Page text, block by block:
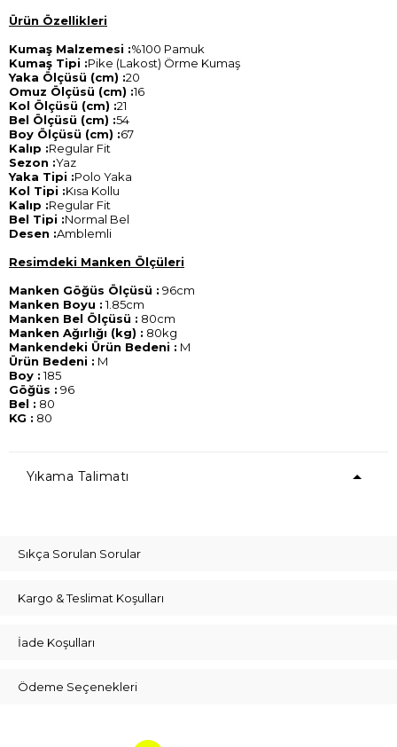
Ürün Özellikleri
Kumaş Malzemesi :%100 Pamuk
Kumaş Tipi :Pike (Lakost) Örme Kumaş
Yaka Ölçüsü (cm) :20
Omuz Ölçüsü (cm) :16
Kol Ölçüsü (cm) :21
Bel Ölçüsü (cm) :54
Boy Ölçüsü (cm) :67
Kalıp :Regular Fit
Sezon :Yaz
Yaka Tipi :Polo Yaka
Kol Tipi :Kısa Kollu
Kalıp :Regular Fit
Bel Tipi :Normal Bel
Desen :Amblemli
Resimdeki Manken Ölçüleri
Manken Göğüs Ölçüsü : 96cm
Manken Boyu :1.85cm
Manken Bel Ölçüsü : 80cm
Manken Ağırlığı (kg) : 80kg
Mankendeki Ürün Bedeni : M
Ürün Bedeni : M
Boy :185
Göğüs : 96
Bel : 80
KG : 80
Yıkama Talimatı
Sıkça Sorulan Sorular
Kargo & Teslimat Koşulları
İade Koşulları
Ödeme Seçenekleri